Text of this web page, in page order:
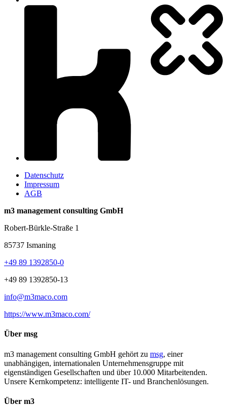
Datenschutz
Impressum
AGB
m3 management consulting GmbH
Robert-Bürkle-Straße 1
85737 Ismaning
+49 89 1392850-0
+49 89 1392850-13
info@m3maco.com
https://www.m3maco.com/
Über msg
m3 management consulting GmbH gehört zu msg, einer
unabhängigen, internationalen Unternehmensgruppe mit
eigenständigen Gesellschaften und über 10.000 Mitarbeitenden.
Unsere Kernkompetenz: intelligente IT- und Branchenlösungen.
Über m3